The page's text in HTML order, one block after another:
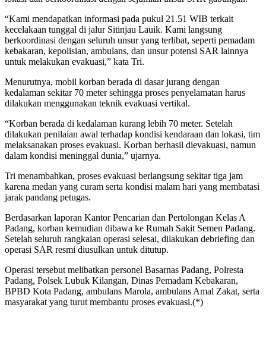
“Kami mendapatkan informasi pada pukul 21.51 WIB terkait
kecelakaan tunggal di jalur Sitinjau Lauik. Kami langsung
berkoordinasi dengan seluruh unsur yang terlibat, seperti pemadam
kebakaran, kepolisian, ambulans, dan unsur potensi SAR lainnya
untuk melakukan evakuasi,” kata Tri.
Menurutnya, mobil korban berada di dasar jurang dengan
kedalaman sekitar 70 meter sehingga proses penyelamatan harus
dilakukan menggunakan teknik evakuasi vertikal.
“Korban berada di kedalaman kurang lebih 70 meter. Setelah
dilakukan penilaian awal terhadap kondisi kendaraan dan lokasi, tim
melaksanakan proses evakuasi. Korban berhasil dievakuasi, namun
dalam kondisi meninggal dunia,” ujarnya.
Tri menambahkan, proses evakuasi berlangsung sekitar tiga jam
karena medan yang curam serta kondisi malam hari yang membatasi
jarak pandang petugas.
Berdasarkan laporan Kantor Pencarian dan Pertolongan Kelas A
Padang, korban kemudian dibawa ke Rumah Sakit Semen Padang.
Setelah seluruh rangkaian operasi selesai, dilakukan debriefing dan
operasi SAR resmi diusulkan untuk ditutup.
Operasi tersebut melibatkan personel Basarnas Padang, Polresta
Padang, Polsek Lubuk Kilangan, Dinas Pemadam Kebakaran,
BPBD Kota Padang, ambulans Marola, ambulans Amal Zakat, serta
masyarakat yang turut membantu proses evakuasi.(*)